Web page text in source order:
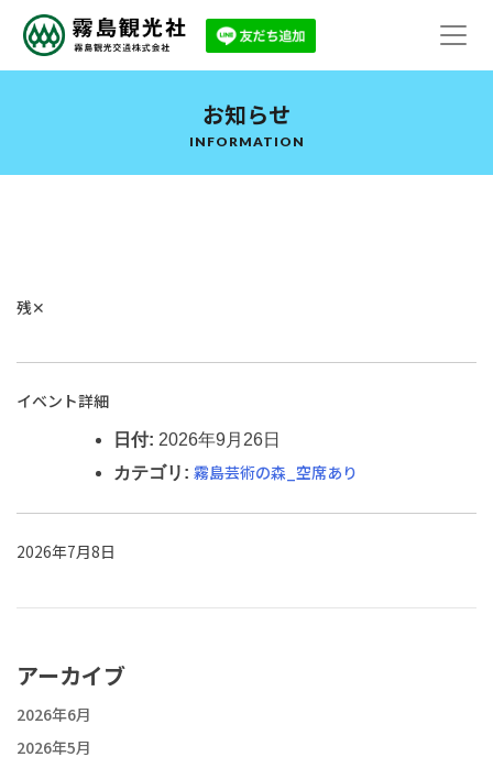
お知らせ
INFORMATION
残✕
イベント詳細
日付: 2026年9月26日
カテゴリ: 霧島芸術の森_空席あり
2026年7月8日
アーカイブ
2026年6月
2026年5月